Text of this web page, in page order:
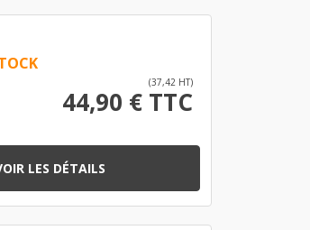
(37,42 HT)
44,90 € TTC
LES DÉTAILS